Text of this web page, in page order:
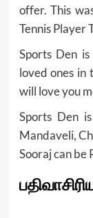
offer. This
Tennis Player
Sports Den
loved ones in
will love you
Sports Den
Mandaveli,
Sooraj can be